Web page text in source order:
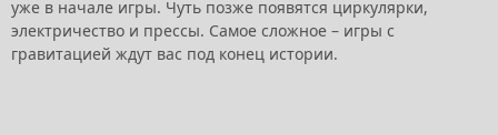
уже в начале игры. Чуть позже появятся циркулярки,
электричество и прессы. Самое сложное – игры с
гравитацией ждут вас под конец истории.